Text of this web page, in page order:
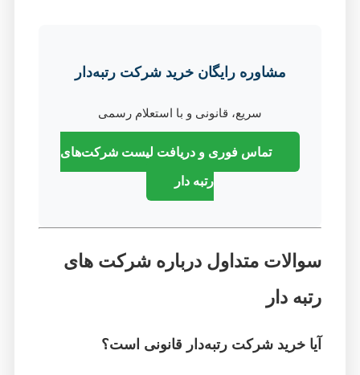
مشاوره رایگان خرید شرکت رتبه‌دار
سریع، قانونی و با استعلام رسمی
تماس فوری و دریافت لیست شرکت‌های
رتبه‌ دار
سوالات متداول درباره شرکت‌ های
رتبه‌ دار
آیا خرید شرکت رتبه‌دار قانونی است؟